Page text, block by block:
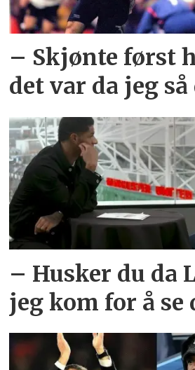
– Skjønte først
det var da jeg
– Husker du da
jeg kom for å se